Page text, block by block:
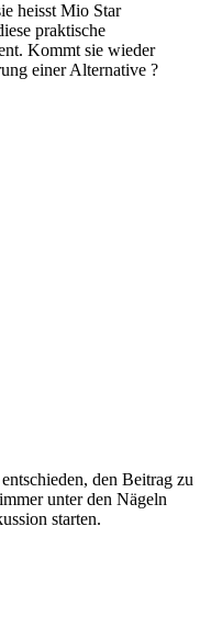
heisst Mio Star
praktische
Kommt sie wieder
einer Alternative ?
den Beitrag zu
unter den Nägeln
starten.